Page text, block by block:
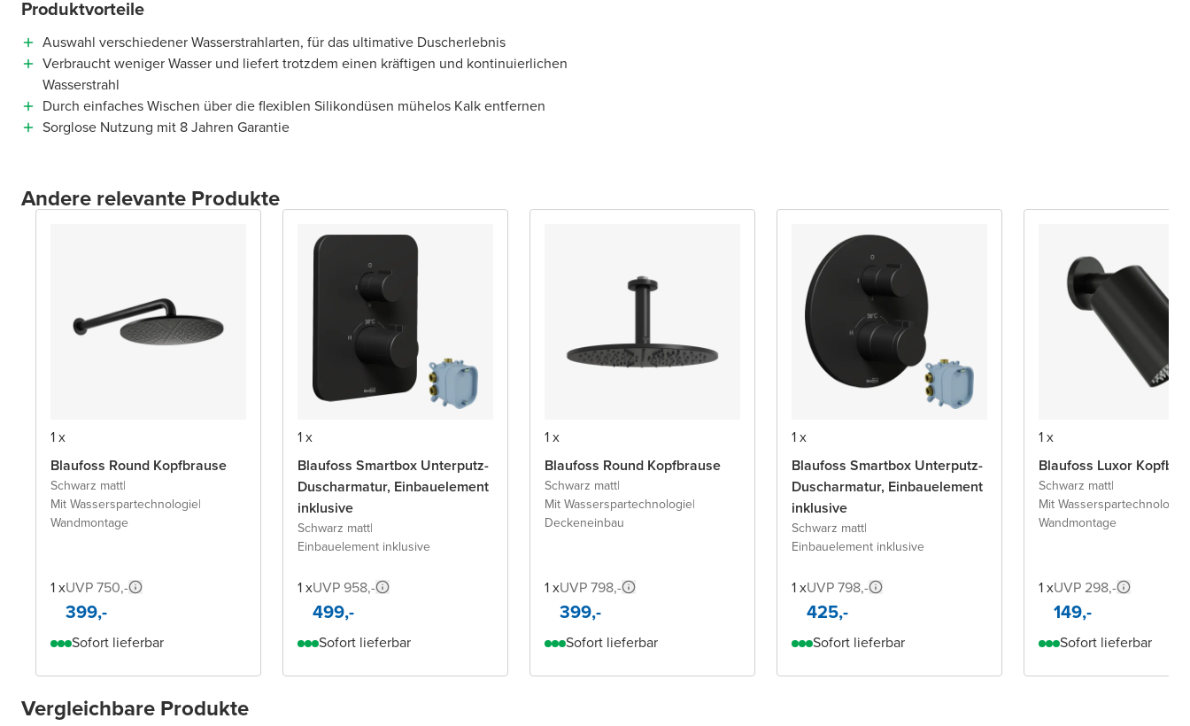
Produktvorteile
Auswahl verschiedener Wasserstrahlarten, für das ultimative Duscherlebnis
Verbraucht weniger Wasser und liefert trotzdem einen kräftigen und kontinuierlichen
Wasserstrahl
Durch einfaches Wischen über die flexiblen Silikondüsen mühelos Kalk entfernen
Sorglose Nutzung mit 8 Jahren Garantie
Andere relevante Produkte
1 x
Blaufoss Round Kopfbrause
Schwarz matt|
Mit Wasserspartechnologie|
Wandmontage
1 xUVP 750,-
399,-
Sofort lieferbar
1 x
Blaufoss Smartbox Unterputz-
Duscharmatur, Einbauelement
inklusive
Schwarz matt|
Einbauelement inklusive
1 xUVP 958,-
499,-
Sofort lieferbar
1 x
Blaufoss Round Kopfbrause
Schwarz matt|
Mit Wasserspartechnologie|
Deckeneinbau
1 xUVP 798,-
399,-
Sofort lieferbar
1 x
Blaufoss Smartbox Unterputz-
Duscharmatur, Einbauelement
inklusive
Schwarz matt|
Einbauelement inklusive
1 xUVP 798,-
425,-
Sofort lieferbar
1 x
Blaufoss Luxor
Schwarz matt|
Mit Wasserspartechnologie
Wandmontage
1 xUVP 298,-
149,-
Sofort lieferbar
Vergleichbare Produkte